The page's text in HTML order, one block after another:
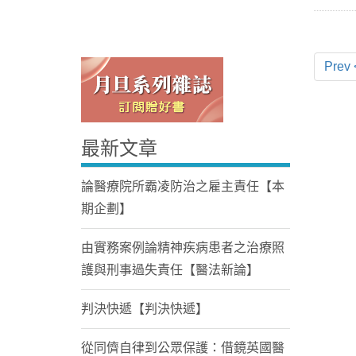
Home
Prev
最新文章
論醫療院所霸凌防治之雇主責任【本
期企劃】
由實務案例論精神疾病患者之治療照
護與刑事過失責任【醫法新論】
判決快遞【判決快遞】
從同儕自律到公眾保護：借鏡英國醫